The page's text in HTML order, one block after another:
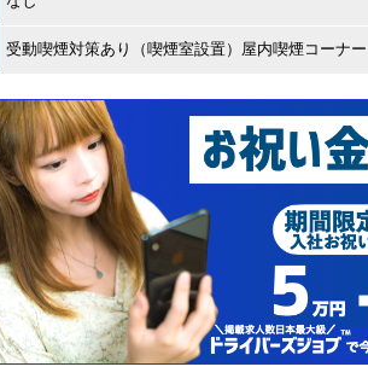
受動喫煙対策あり（喫煙室設置）屋内喫煙コーナー